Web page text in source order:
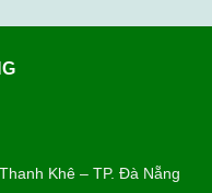
Khê – TP. Đà Nẵng